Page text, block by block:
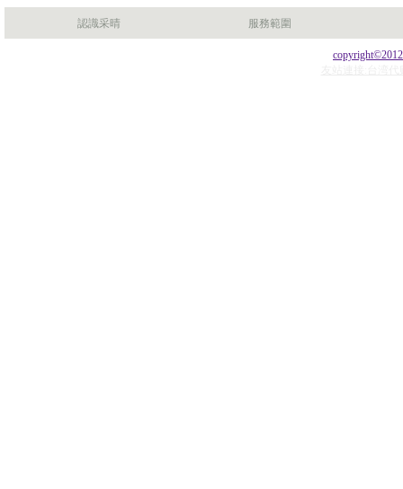
認識采晴 服務範圍